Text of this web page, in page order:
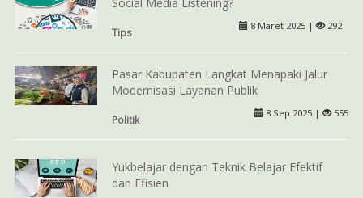
Social Media Listening?
Tips
8 Maret 2025 | 292
Pasar Kabupaten Langkat Menapaki Jalur
Modernisasi Layanan Publik
Politik
8 Sep 2025 | 555
Yukbelajar dengan Teknik Belajar Efektif
dan Efisien